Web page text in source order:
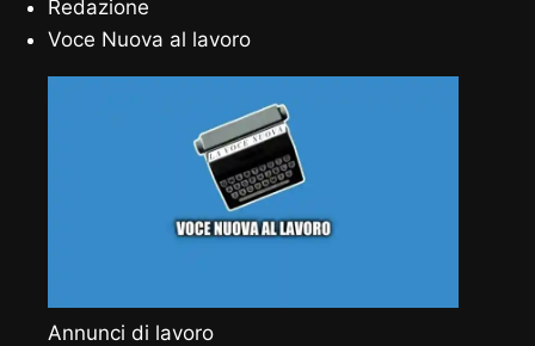
Redazione
Voce Nuova al lavoro
Annunci di lavoro